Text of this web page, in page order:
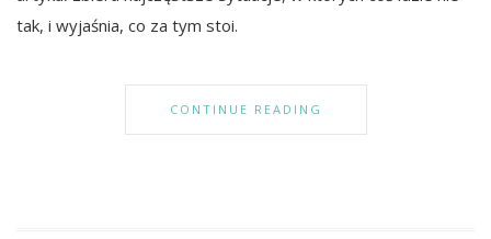
tak, i wyjaśnia, co za tym stoi.
CONTINUE READING